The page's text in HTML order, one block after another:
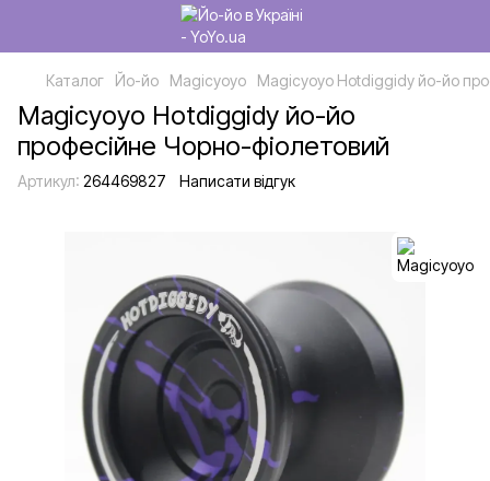
Каталог Йо-йо Magicyoyo Magicyoyo Hotdiggidy йо-йо
Magicyoyo Hotdiggidy йо-йо
професійне Чорно-фіолетовий
Артикул: 264469827 Написати відгук